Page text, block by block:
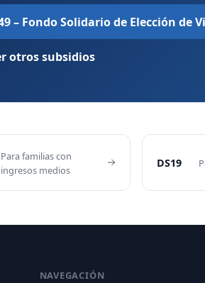
– Fondo Solidario de Elección de
otros subsidios
Para familias con
ingresos medios
DS19
NAVEGACIÓN